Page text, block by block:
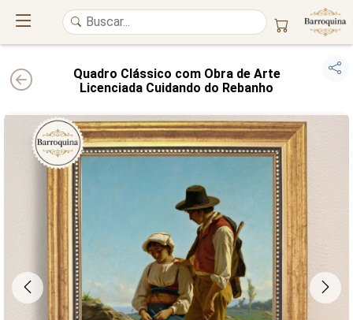
UM ATELIÊ 100% FINE ART
Trazemos a imponência dasmaiores obras de arte do mundo para o
alto padrão da sua casa. Nosso acervo reúne a genialidade de grandes
pintores renomados
, resgatandoartes reaise o requinte inconfundível
das obras doséculo XIX . Produção artesanal emCanvas 100% Algodão
molduras em Madeira Maciçae impressão comPigmentação Mineral
Quadro Clássico com Obra de Arte
Licenciada Cuidando do Rebanho